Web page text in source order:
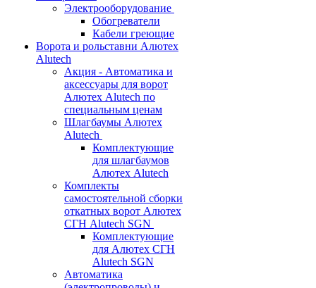
Электрооборудование
Обогреватели
Кабели греющие
Ворота и рольставни Алютех
Alutech
Акция - Автоматика и
аксессуары для ворот
Алютех Alutech по
специальным ценам
Шлагбаумы Алютех
Alutech
Комплектующие
для шлагбаумов
Алютех Alutech
Комплекты
самостоятельной сборки
откатных ворот Алютех
СГН Alutech SGN
Комплектующие
для Алютех СГН
Alutech SGN
Автоматика